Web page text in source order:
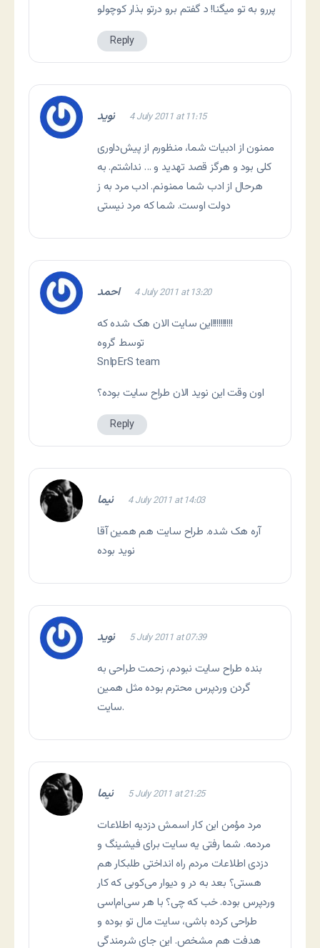
پررو به تو میگنا! د گفتم برو درتو بذار کوچولو
Reply
نوید 4 July 2011 at 11:15
ممنون از ادبیات شما، منظورم از پیش‌داوری
کلی بود و هرگز قصد تهدید و … نداشتم. به
هرحال از ادب شما ممنونم. ادب مرد به ز
دولت اوست. شما که مرد نیستی
احمد 4 July 2011 at 13:20
این سایت الان هک شده که!!!!!!!!!!
توسط گروه
SnIpErS team
اون وقت این نوید الان طراح سایت بوده؟
Reply
نیما 4 July 2011 at 14:03
آره هک شده. طراح سایت هم همین آقا
نوید بوده
نوید 5 July 2011 at 07:39
بنده طراح سایت نبودم، زحمت طراحی به
گردن وردپرس محترم بوده مثل همین
سایت.
نیما 5 July 2011 at 21:25
مرد مؤمن این کار اسمش دزدیه اطلاعات
مردمه. شما رفتی یه سایت برای فیشینگ و
دزدی اطلاعات مردم راه انداختی طلبکار هم
هستی؟ بعد به در و دیوار می‌کوبی که کار
وردپرس بوده. خب که چی؟ با هر سی‌ام‌اسی
طراحی کرده باشی، سایت مال تو بوده و
هدفت هم مشخص. این جای شرمندگی